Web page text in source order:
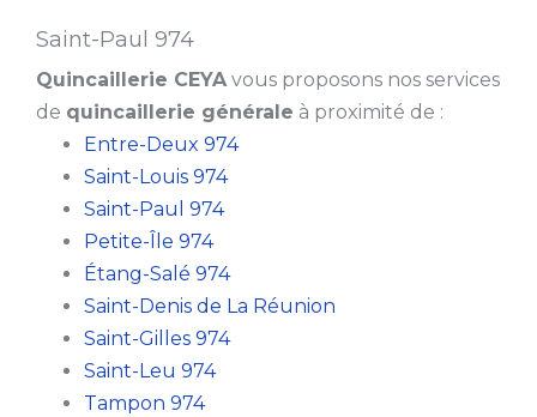
Saint-Paul 974
Quincaillerie CEYAvous proposons nos services
de quincaillerie générale à proximité de :
Entre-Deux 974
Saint-Louis 974
Saint-Paul 974
Petite-Île 974
Étang-Salé 974
Saint-Denis de La Réunion
Saint-Gilles 974
Saint-Leu 974
Tampon 974